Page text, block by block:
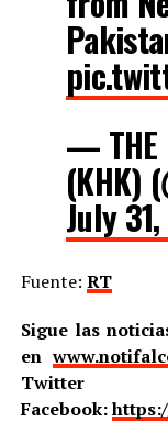
— THE
(KHK)
July
Fuente: RT
Sigue las
en
Twitter
Facebook: